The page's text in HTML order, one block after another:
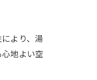
より、湯
地よい空